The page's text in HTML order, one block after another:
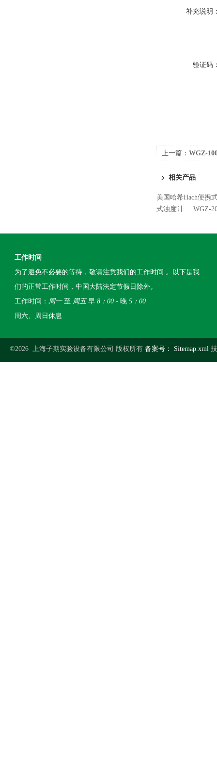
补充说明
验证码
上一篇： WGZ-
相关产品
美国哈希Hach便携
式浊度计
WGZ-
工作时间
为了避免不必要的等待，敬请注意我们的工作时间 。以下是我
们的正常工作时间，中国大陆法定节假日除外。
工作时间： 周一至 周五早 8：00 - 晚 5：00
周六、周日休息
©2026 上海子期实验设备有限公司 版权所有 备案号： Sitemap.xml